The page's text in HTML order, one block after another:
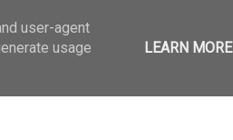
user-agent
usage
LEARN MORE